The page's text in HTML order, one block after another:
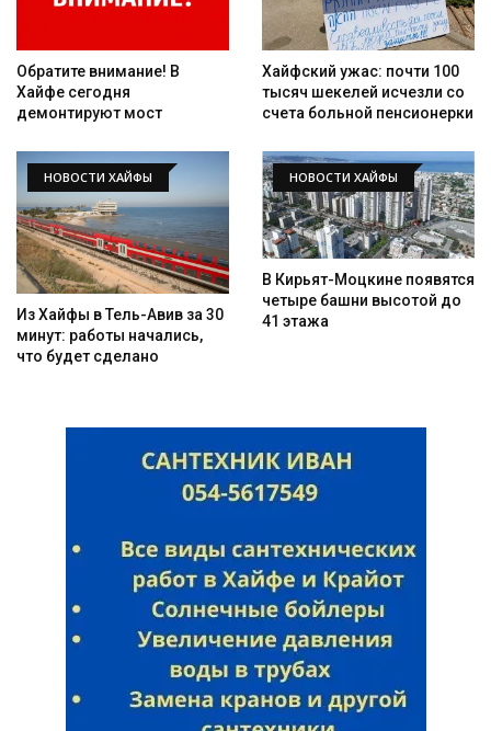
Искать
Обратите внимание! В
Хайфе сегодня
демонтируют мост
Хайфский ужас: почти 100
тысяч шекелей исчезли со
счета больной пенсионерки
НОВОСТИ ХАЙФЫ
Из Хайфы в Тель-Авив за 30
минут: работы начались,
что будет сделано
НОВОСТИ ХАЙФЫ
В Кирьят-Моцкине появятся
четыре башни высотой до
41 этажа